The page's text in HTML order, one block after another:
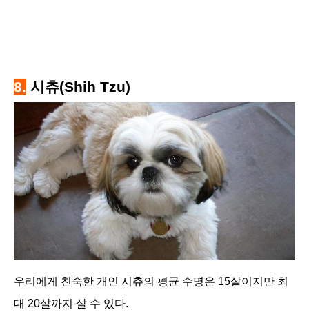
8. 시츄(Shih Tzu)
우리에게 친숙한 개인 시츄의 평균 수명은 15살이지만 최
대 20살까지 살 수 있다.